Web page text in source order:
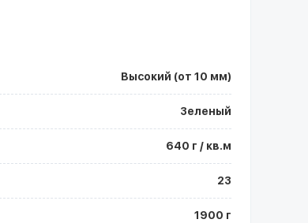
Высокий (от 10 мм)
Зеленый
640 г / кв.м
23
1900 г